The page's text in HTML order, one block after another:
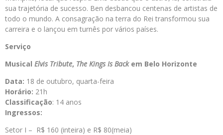
sua trajetória de sucesso. Ben desbancou centenas de artistas de
todo o mundo. A consagração na terra do Rei transformou sua
carreira e o lançou em turnês por vários países.
Serviço
Musical Elvis Tribute, The Kings Is Backem Belo Horizonte
Data: 18 de outubro, quarta-feira
Horário: 21h
Classificação: 14 anos
Ingressos:
Setor I – R$ 160 (inteira) e R$ 80(meia)